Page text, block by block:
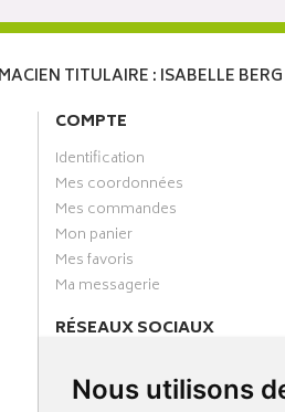
Nous utilisons
TITULAIRE : ISABELLE BERG
COMPTE
Identification
Mes coordonnées
Mes commandes
Mon panier
Mes favoris
Ma messagerie
RÉSEAUX SOCIAUX
Annuaire des pharmacies